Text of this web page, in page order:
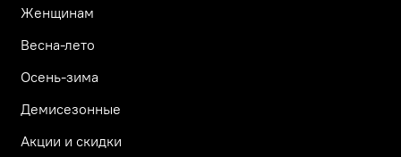
Женщинам
Весна-лето
Осень-зима
Демисезонные
Акции и скидки